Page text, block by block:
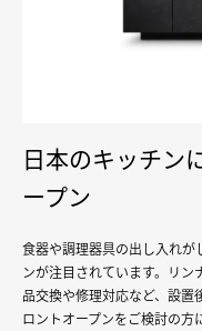
日本のキッチン
ープン
食器や調理器具の出し入れが
ンが注目されています。リ
品交換や修理対応など、設置
ロントオープンをご検討の方